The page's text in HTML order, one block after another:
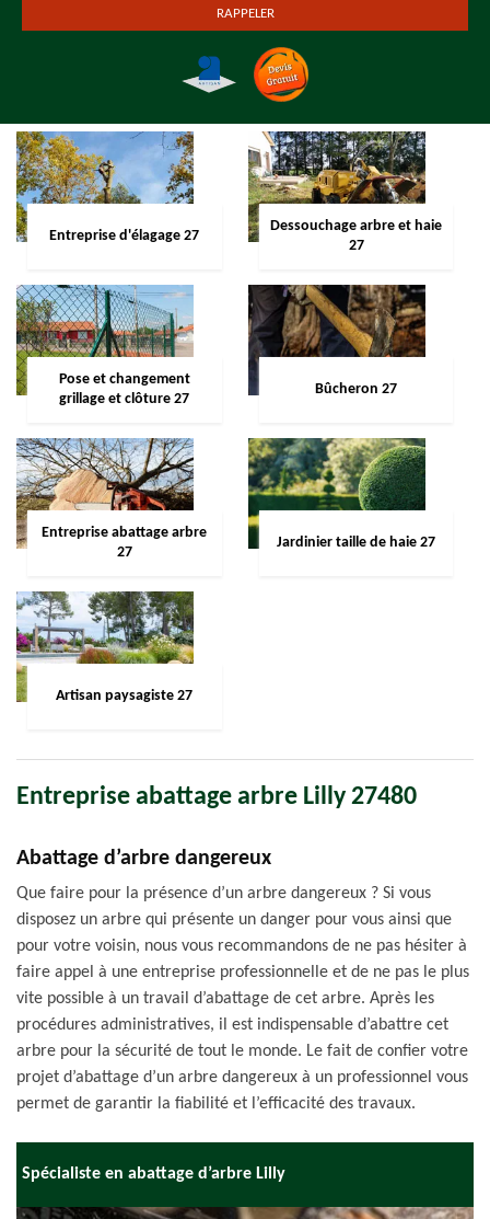
Entreprise d'élagage 27
Dessouchage arbre et haie
27
Pose et changement
grillage et clôture 27
Bûcheron 27
Entreprise abattage arbre
27
Jardinier taille de haie 27
Artisan paysagiste 27
Entreprise abattage arbre Lilly 27480
Abattage d’arbre dangereux
Que faire pour la présence d’un arbre dangereux ? Si vous
disposez un arbre qui présente un danger pour vous ainsi que
pour votre voisin, nous vous recommandons de ne pas hésiter à
faire appel à une entreprise professionnelle et de ne pas le plus
vite possible à un travail d’abattage de cet arbre. Après les
procédures administratives, il est indispensable d’abattre cet
arbre pour la sécurité de tout le monde. Le fait de confier votre
projet d’abattage d’un arbre dangereux à un professionnel vous
permet de garantir la fiabilité et l’efficacité des travaux.
Spécialiste en abattage d’arbre Lilly